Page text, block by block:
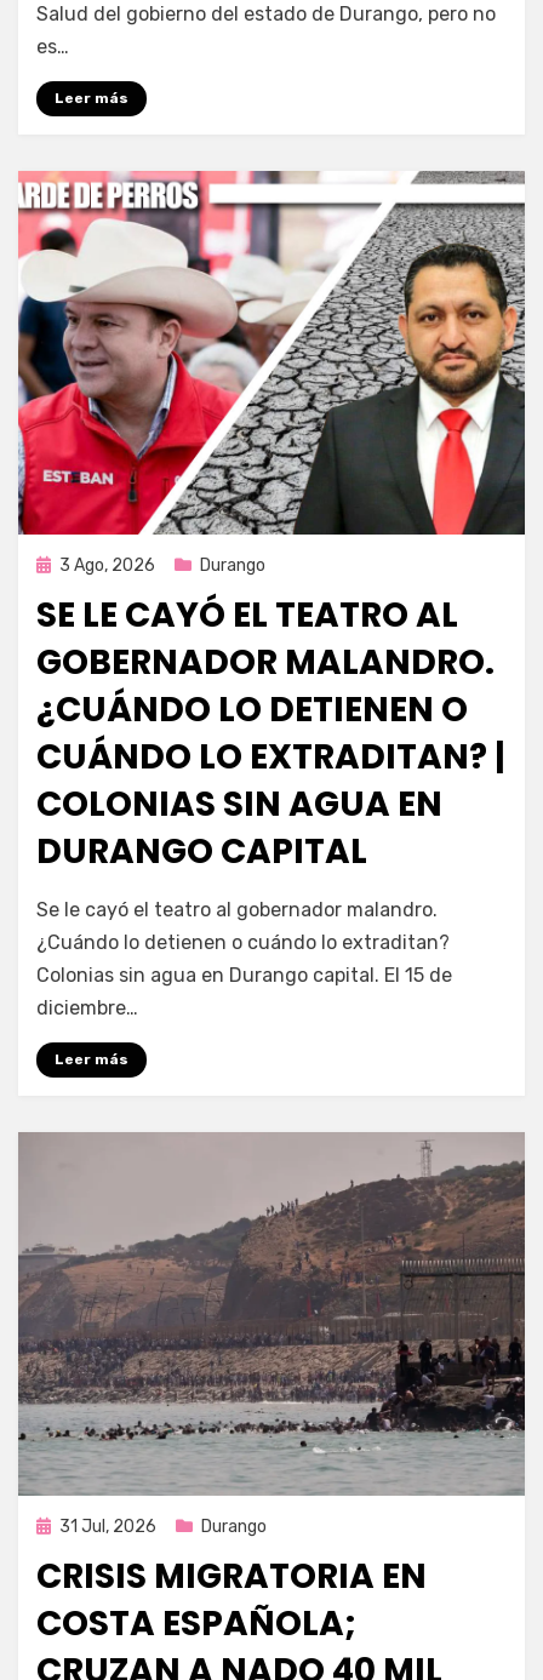
Salud del gobierno del estado de Durango, pero no
es…
Leer más
Publicada
3 Ago, 2026 Durango
SE LE CAYÓ EL TEATRO AL
GOBERNADOR MALANDRO.
¿CUÁNDO LO DETIENEN O
CUÁNDO LO EXTRADITAN? |
COLONIAS SIN AGUA EN
DURANGO CAPITAL
por Fernando Miranda Servín
Se le cayó el teatro al gobernador malandro.
¿Cuándo lo detienen o cuándo lo extraditan?
Colonias sin agua en Durango capital. El 15 de
diciembre…
Leer más
Publicada
31 Jul, 2026 Durango
CRISIS MIGRATORIA EN
COSTA ESPAÑOLA;